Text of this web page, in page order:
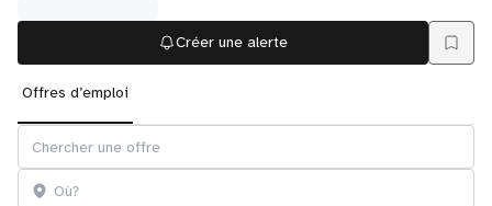
Créer une alerte
Offres d’emploi